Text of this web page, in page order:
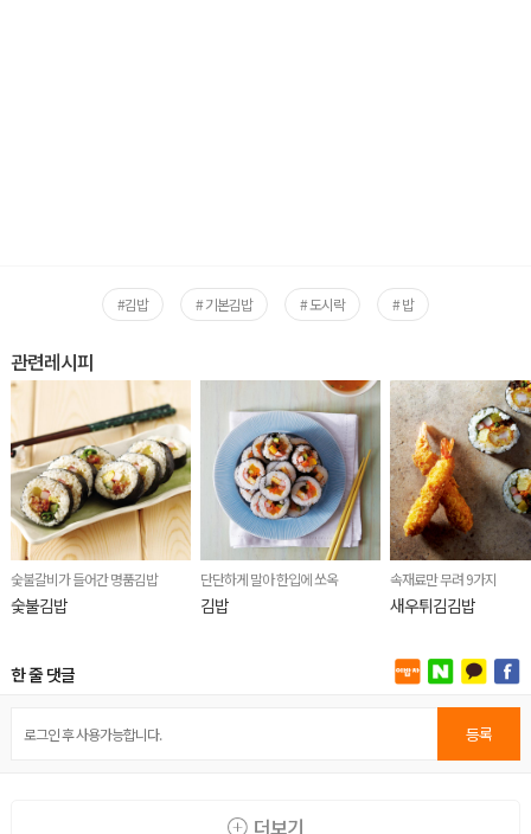
#김밥 # 기본김밥 # 도시락 # 밥
관련레시피
숯불갈비가 들어간 명품김밥
숯불김밥
단단하게 말아 한입에 쏘옥
김밥
속재료만 무려 9가지
새우튀김김밥
한 줄 댓글
등록
더보기